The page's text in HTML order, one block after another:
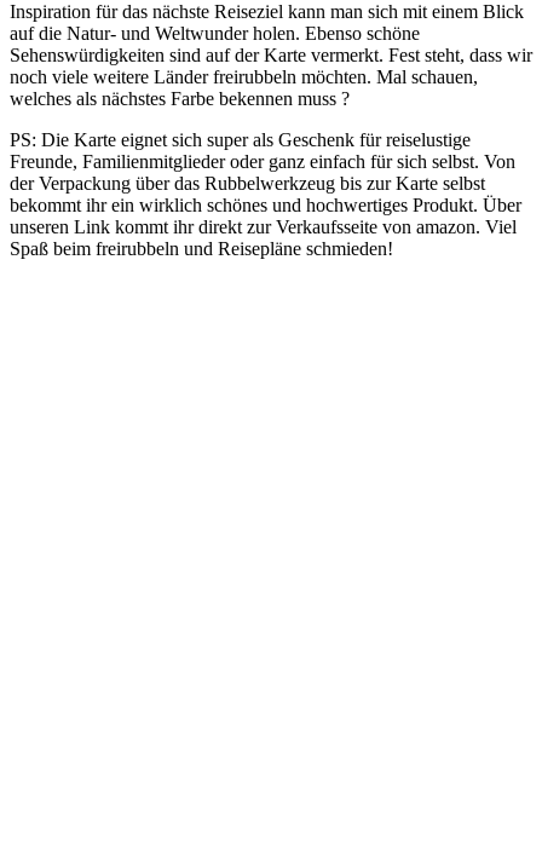
Inspiration für das nächste Reiseziel kann man sich mit einem Blick
auf die Natur- und Weltwunder holen. Ebenso schöne
Sehenswürdigkeiten sind auf der Karte vermerkt. Fest steht, dass wir
noch viele weitere Länder freirubbeln möchten. Mal schauen,
welches als nächstes Farbe bekennen muss ?
PS: Die Karte eignet sich super als Geschenk für reiselustige
Freunde, Familienmitglieder oder ganz einfach für sich selbst. Von
der Verpackung über das Rubbelwerkzeug bis zur Karte selbst
bekommt ihr ein wirklich schönes und hochwertiges Produkt. Über
unseren Link kommt ihr direkt zur Verkaufsseite von amazon. Viel
Spaß beim freirubbeln und Reisepläne schmieden!